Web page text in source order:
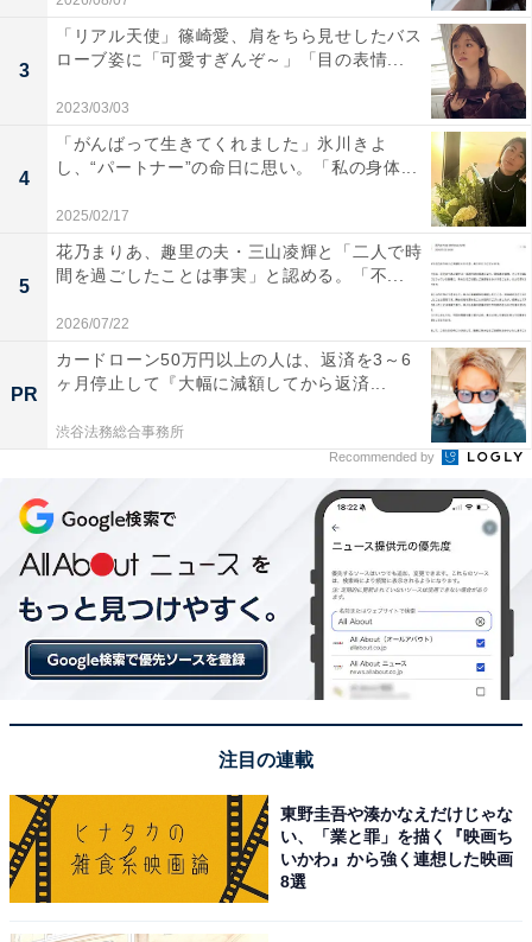
3
「リアル天使」篠崎愛、肩をちら見せしたバス
ローブ姿に「可愛すぎんぞ～」「目の表情...
2023/03/03
4
「がんばって生きてくれました」氷川きよ
し、“パートナー”の命日に思い。「私の身体...
2025/02/17
5
花乃まりあ、趣里の夫・三山凌輝と「二人で時
間を過ごしたことは事実」と認める。「不...
2026/07/22
PR
カードローン50万円以上の人は、返済を3～6
ヶ月停止して『大幅に減額してから返済...
渋谷法務総合事務所
Recommended by
注目の連載
東野圭吾や湊かなえだけじゃな
い、「業と罪」を描く『映画ち
いかわ』から強く連想した映画
8選